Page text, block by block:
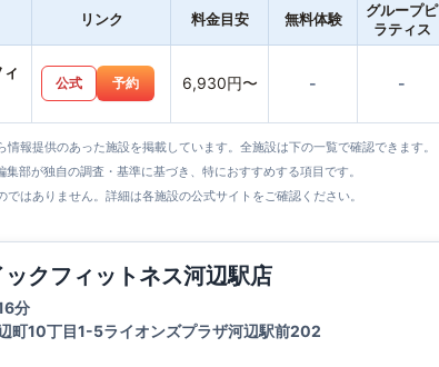
リンク 料金目安 無料体験
グループピ
ラティス
公式 予約 6,930円〜 - -
報提供のあった施設を掲載しています。全施設は下の一覧で確認できます。
部が独自の調査・基準に基づき、特におすすめする項目です。
はありません。詳細は各施設の公式サイトをご確認ください。
クフィットネス河辺駅店
分
町10丁目1-5ライオンズプラザ河辺駅前202